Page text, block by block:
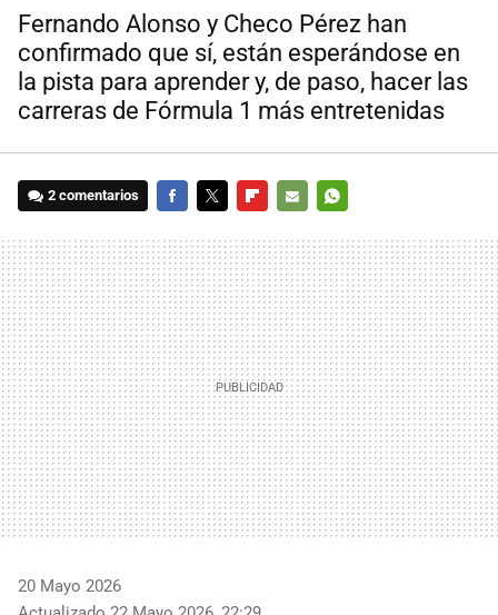
Fernando Alonso y Checo Pérez han
confirmado que sí, están esperándose en
la pista para aprender y, de paso, hacer las
carreras de Fórmula 1 más entretenidas
2 comentarios
MAIL
20 Mayo 2026